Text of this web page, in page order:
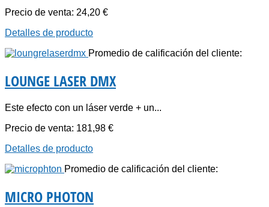
Precio de venta: 24,20 €
Detalles de producto
Promedio de calificación del cliente:
LOUNGE LASER DMX
Este efecto con un láser verde + un...
Precio de venta: 181,98 €
Detalles de producto
Promedio de calificación del cliente:
MICRO PHOTON